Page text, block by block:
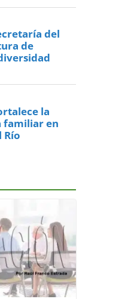
del
de
la
familiar en
Río